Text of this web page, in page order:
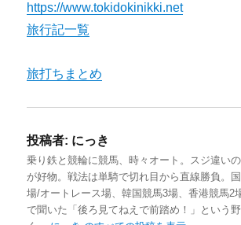
https://www.tokidokinikki.net
旅行記一覧
旅打ちまとめ
投稿者: にっき
乗り鉄と競輪に競馬、時々オート。スジ違い
が好物。戦法は単騎で切れ目から直線勝負。
場/オートレース場、韓国競馬3場、香港競馬2
で聞いた「後ろ見てねえで前踏め！」という